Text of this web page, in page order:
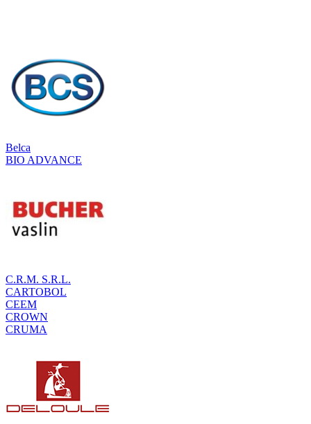
Belca
BIO ADVANCE
C.R.M. S.R.L.
CARTOBOL
CEEM
CROWN
CRUMA